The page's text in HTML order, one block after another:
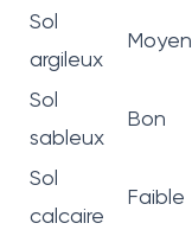
Sol
argileux
Moyen
Sol
sableux
Bon
Sol
calcaire
Faible